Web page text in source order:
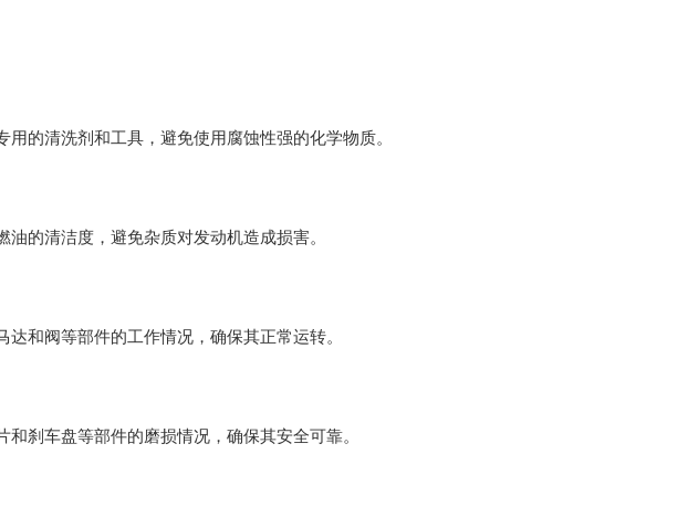
的清洗剂和工具，避免使用腐蚀性强的化学物质。
的清洁度，避免杂质对发动机造成损害。
和阀等部件的工作情况，确保其正常运转。
刹车盘等部件的磨损情况，确保其安全可靠。